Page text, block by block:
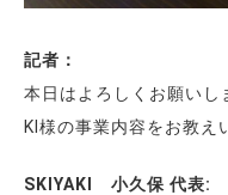
記者：
本日はよろしくお願いし
KI様の事業内容をお教え
SKIYAKI 小久保 代表: